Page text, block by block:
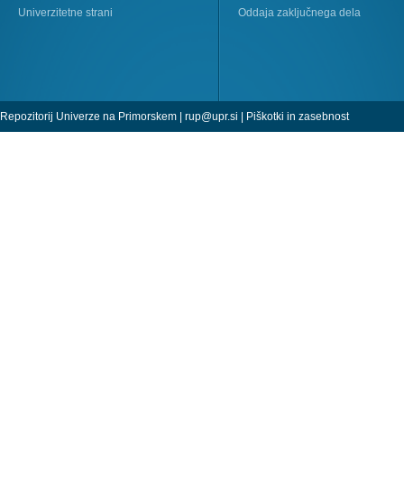
Univerzitetne strani Oddaja zaključnega dela
Repozitorij Univerze na Primorskem | rup@upr.si Piškotki in zasebnost